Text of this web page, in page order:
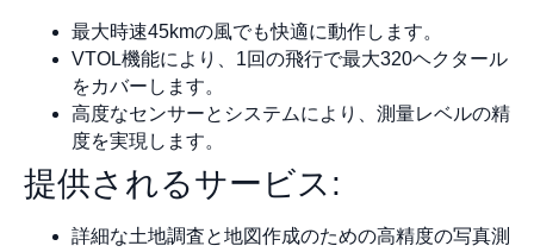
最大時速45kmの風でも快適に動作します。
VTOL機能により、1回の飛行で最大320ヘクタール
をカバーします。
高度なセンサーとシステムにより、測量レベルの精
度を実現します。
提供されるサービス:
詳細な土地調査と地図作成のための高精度の写真測